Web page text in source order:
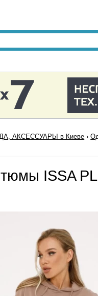
АКСЕССУАРЫ в Киеве ›
ISSA